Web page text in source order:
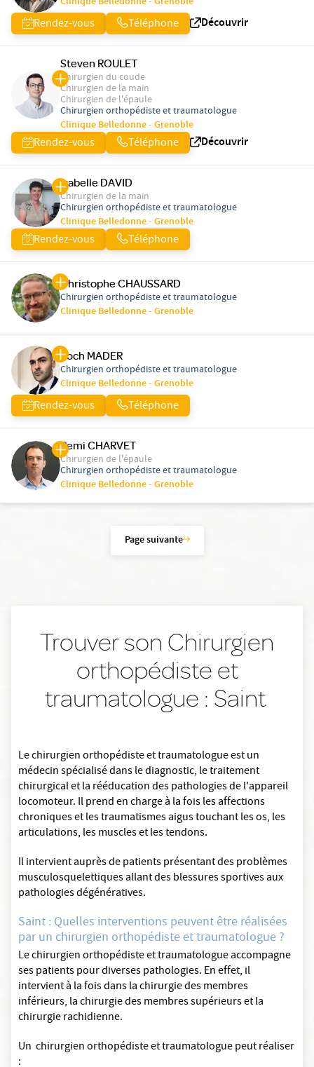
Rendez-vous Téléphone Découvrir
Steven ROULET
Chirurgien du coude
Chirurgien de la main
Chirurgien de l'épaule
Chirurgien orthopédiste et traumatologue
Clinique Belledonne - Grenoble
Rendez-vous Téléphone Découvrir
Isabelle DAVID
Chirurgien de la main
Chirurgien orthopédiste et traumatologue
Clinique Belledonne - Grenoble
Rendez-vous Téléphone
Christophe CHAUSSARD
Chirurgien orthopédiste et traumatologue
Clinique Belledonne - Grenoble
Roch MADER
Chirurgien orthopédiste et traumatologue
Clinique Belledonne - Grenoble
Rendez-vous Téléphone
Remi CHARVET
Chirurgien de l'épaule
Chirurgien orthopédiste et traumatologue
Clinique Belledonne - Grenoble
Page suivante
Trouver son Chirurgien
orthopédiste et
traumatologue : Saint
Le chirurgien orthopédiste et traumatologue est un
médecin spécialisé dans le diagnostic, le traitement
chirurgical et la rééducation des pathologies de l'appareil
locomoteur. Il prend en charge à la fois les affections
chroniques et les traumatismes aigus touchant les os, les
articulations, les muscles et les tendons.
Il intervient auprès de patients présentant des problèmes
musculosquelettiques allant des blessures sportives aux
pathologies dégénératives.
Saint : Quelles interventions peuvent être réalisées
par un chirurgien orthopédiste et traumatologue ?
Le chirurgien orthopédiste et traumatologue accompagne
ses patients pour diverses pathologies. En effet, il
intervient à la fois dans la chirurgie des membres
inférieurs, la chirurgie des membres supérieurs et la
chirurgie rachidienne.
Un chirurgien orthopédiste et traumatologue peut réaliser
: